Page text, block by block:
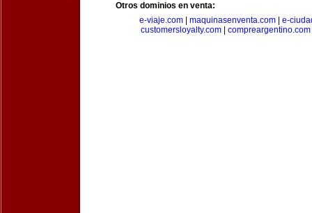
Otros dominios en venta:
e-viaje.com| maquinasenventa.com| e-
customersloyalty.com| compreargentino.com